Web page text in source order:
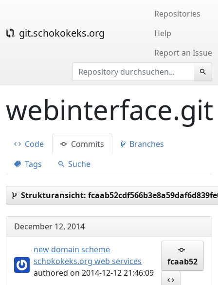
git.schokokeks.org
Repositories
Help
Report an Issue
webinterface.git
Code Commits
Branches
Tags
Suche
Strukturansicht:
December 12, 2014
new domain scheme
schokokeks.org web services
authored on 2014-12-12 21:46:09
fcaab52